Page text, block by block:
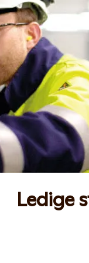
Ledige